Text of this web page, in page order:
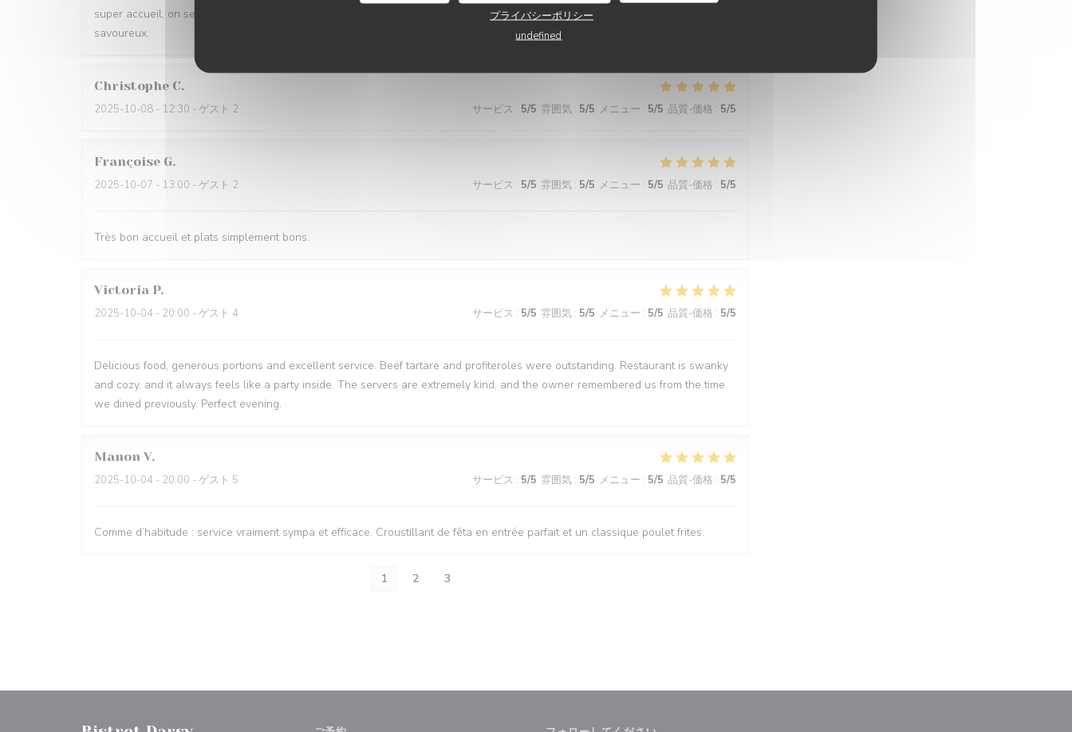
プライバシーポリシー
undefined
super accueil, on se sent comme à la maison entre amis ! cela se ressent aussi dans les plats, sans chichis, gourmands et
savoureux.
Christophe C
2025-10-08 - 12:30 - ゲスト 2 サービス : 5/5 雰囲気 : 5/5 メニュー : 5/5 品質-価格 : 5/5
Françoise G
2025-10-07 - 13:00 - ゲスト 2 サービス : 5/5 雰囲気 : 5/5 メニュー : 5/5 品質-価格 : 5/5
Très bon accueil et plats simplement bons.
Victoria P
2025-10-04 - 20:00 - ゲスト 4 サービス : 5/5 雰囲気 : 5/5 メニュー : 5/5 品質-価格 : 5/5
Delicious food, generous portions and excellent service. Beef tartare and profiteroles were outstanding. Restaurant is swanky
and cozy, and it always feels like a party inside. The servers are extremely kind, and the owner remembered us from the time
we dined previously. Perfect evening.
Manon V
2025-10-04 - 20:00 - ゲスト 5 サービス : 5/5 雰囲気 : 5/5 メニュー : 5/5 品質-価格 : 5/5
Comme d’habitude : service vraiment sympa et efficace. Croustillant de fêta en entrée parfait et un classique poulet frites.
1 2 3